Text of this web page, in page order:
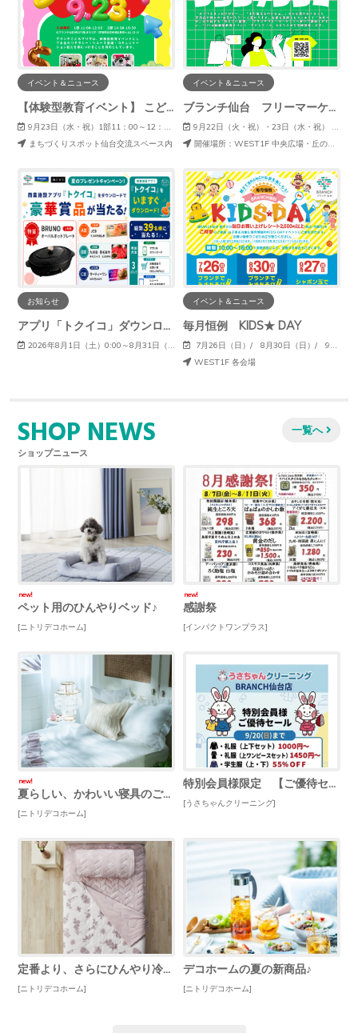
イベント＆ニュース
【体験型教育イベント】 こどもフリマ開催決定！
9月23日（水・祝）1部11：00～12：00 ：2部 14：30～15：30
まちづくりスポット仙台交流スペース内
イベント＆ニュース
ブランチ仙台 フリーマーケット開催決定！
9月22日（火・祝）・23日（水・祝） 開催時間:11：00～16：00
開催場所：WEST1F 中央広場・丘の商店
お知らせ
アプリ「トクイコ」ダウンロードで豪華賞品が当たる！
2026年8月1日（土）0:00～8月31日（月）23:59
イベント＆ニュース
毎月恒例 KIDS★ DAY
7月26日（日）/ 8月30日（日）/ 9月27日（日）
WEST1F 各会場
SHOP NEWS
ショップニュース
一覧へ
new!
ペット用のひんやりベッド♪
[ニトリデコホーム]
new!
感謝祭
[インパクトワンプラス]
new!
夏らしい、かわいい寝具のご紹介♪
[ニトリデコホーム]
特別会員様限定 【ご優待セール】
[うさちゃんクリーニング]
定番より、さらにひんやり冷たさ長持ち！
[ニトリデコホーム]
デコホームの夏の新商品♪
[ニトリデコホーム]